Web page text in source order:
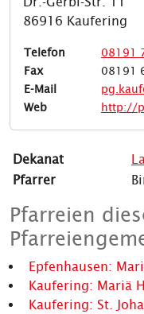
86916 Kaufering
Telefon
08191
Fax
08191
E-Mail
Web
http://
Dekanat
Pfarrer
Pfarreien
Epfenhausen:
Kaufering: Mariä
Kaufering: St.